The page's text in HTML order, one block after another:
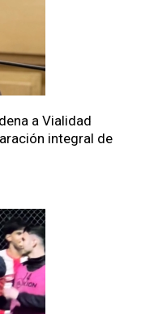
a Vialidad
integral de